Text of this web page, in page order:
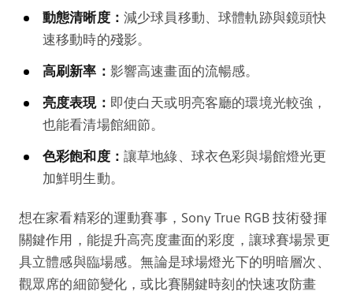
動態清晰度： 減少球員移動、球體軌跡與鏡頭快
速移動時的殘影。
高刷新率： 影響高速畫面的流暢感。
亮度表現： 即使白天或明亮客廳的環境光較強，
也能看清場館細節。
色彩飽和度： 讓草地綠、球衣色彩與場館燈光更
加鮮明生動。
想在家看精彩的運動賽事，Sony True RGB 技術發揮
關鍵作用，能提升高亮度畫面的彩度，讓球賽場景更
具立體感與臨場感。無論是球場燈光下的明暗層次、
觀眾席的細節變化，或比賽關鍵時刻的快速攻防畫